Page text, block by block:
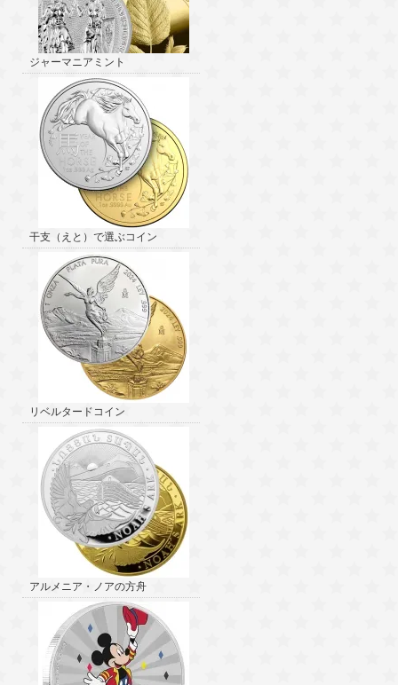
ジャーマニアミント
干支（えと）で選ぶコイン
リベルタードコイン
アルメニア・ノアの方舟